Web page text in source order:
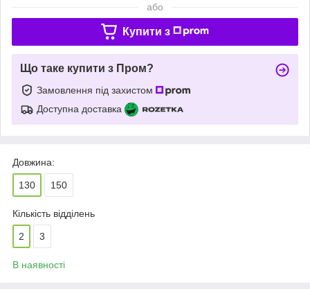
або
Купити з
Що таке купити з Пром?
Замовлення під захистом
Доступна доставка
Довжина:
130 150
Кількість відділень
2 3
В наявності